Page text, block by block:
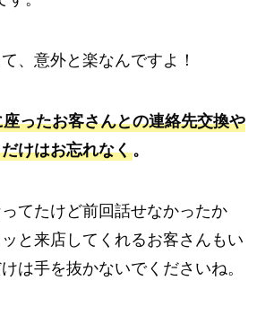
、意外と楽なんですよ！
座ったお客さんとの連絡先交換や
けはお忘れなく。
てたけど前回話せなかったか
と来店してくれるお客さんもい
は手を抜かないでくださいね。